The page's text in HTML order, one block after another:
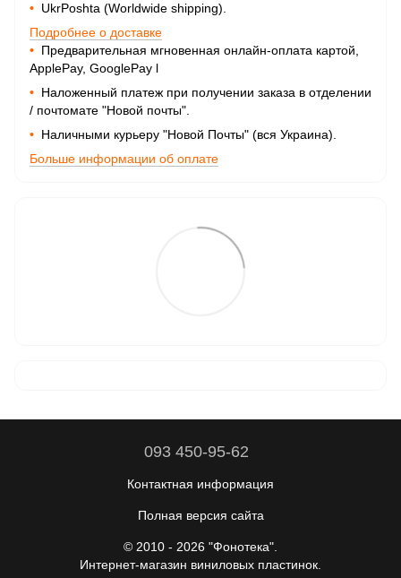
• UkrPoshta (Worldwide shipping).
Подробнее о доставке
• Предварительная мгновенная онлайн-оплата картой,
ApplePay, GooglePay l
• Наложенный платеж при получении заказа в отделении
/ почтомате "Новой почты".
• Наличными курьеру "Новой Почты" (вся Украина).
Больше информации об оплате
093 450-95-62
Контактная информация
Полная версия сайта
© 2010 - 2026 "Фонотека".
Интернет-магазин виниловых пластинок.